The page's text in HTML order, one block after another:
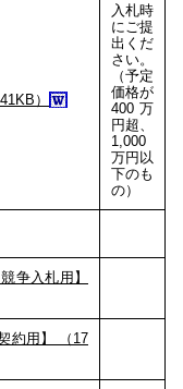
）
入札時
にご提
出くだ
さい。
（予定
価格が
400万
円超、
1,000
万円以
下のも
の）
争入札用】
約用】 （17